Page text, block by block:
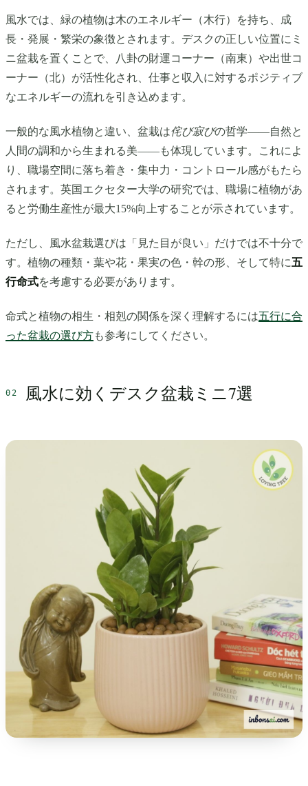
風水では、緑の植物は木のエネルギー（木行）を持ち、成
長・発展・繁栄の象徴とされます。デスクの正しい位置にミ
ニ盆栽を置くことで、八卦の財運コーナー（南東）や出世コ
ーナー（北）が活性化され、仕事と収入に対するポジティブ
なエネルギーの流れを引き込めます。
一般的な風水植物と違い、盆栽は侘び寂びの哲学——自然と
人間の調和から生まれる美——も体現しています。これによ
り、職場空間に落ち着き・集中力・コントロール感がもたら
されます。英国エクセター大学の研究では、職場に植物があ
ると労働生産性が最大15%向上することが示されています。
ただし、風水盆栽選びは「見た目が良い」だけでは不十分で
す。植物の種類・葉や花・果実の色・幹の形、そして特に五
行命式を考慮する必要があります。
命式と植物の相生・相剋の関係を深く理解するには五行に合
った盆栽の選び方も参考にしてください。
風水に効くデスク盆栽ミニ7選